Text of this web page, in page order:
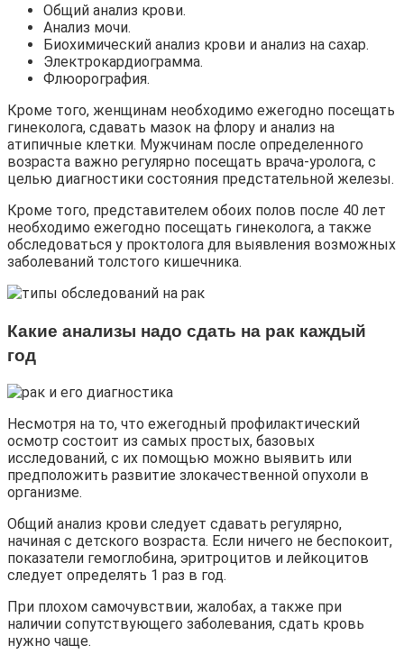
Общий анализ крови.
Анализ мочи.
Биохимический анализ крови и анализ на сахар.
Электрокардиограмма.
Флюорография.
Кроме того, женщинам необходимо ежегодно посещать
гинеколога, сдавать мазок на флору и анализ на
атипичные клетки. Мужчинам после определенного
возраста важно регулярно посещать врача-уролога, с
целью диагностики состояния предстательной железы.
Кроме того, представителем обоих полов после 40 лет
необходимо ежегодно посещать гинеколога, а также
обследоваться у проктолога для выявления возможных
заболеваний толстого кишечника.
Какие анализы надо сдать на рак каждый
год
Несмотря на то, что ежегодный профилактический
осмотр состоит из самых простых, базовых
исследований, с их помощью можно выявить или
предположить развитие злокачественной опухоли в
организме.
Общий анализ крови следует сдавать регулярно,
начиная с детского возраста. Если ничего не беспокоит,
показатели гемоглобина, эритроцитов и лейкоцитов
следует определять 1 раз в год.
При плохом самочувствии, жалобах, а также при
наличии сопутствующего заболевания, сдать кровь
нужно чаще.